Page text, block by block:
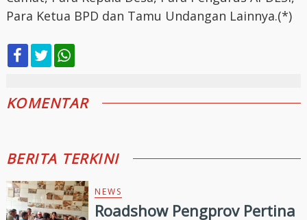
Para Ketua BPD dan Tamu Undangan Lainnya.(*)
KOMENTAR
BERITA TERKINI
NEWS
Roadshow Pengprov Pertina